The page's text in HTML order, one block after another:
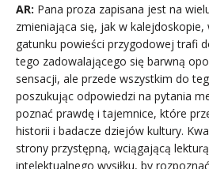
AR: Pana proza zapisana jest na
zmieniająca się, jak w
gatunku powieści przygodowej trafi
tego zadowalającego się barwną
sensacji, ale przede wszystkim do
poszukując odpowiedzi na pytania
poznać prawdę i tajemnice, które
historii i badacze dziejów kultury.
strony przystępną, wciągającą
intelektualnego wysiłku, by